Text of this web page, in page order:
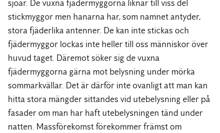
sjöar. De vuxna fjädermyggorna liknar till viss del
stickmyggor men hanarna har, som namnet antyder,
stora fjäderlika antenner. De kan inte stickas och
fjädermyggor lockas inte heller till oss människor över
huvud taget. Däremot söker sig de vuxna
fjädermyggorna gärna mot belysning under mörka
sommarkvällar. Det är därför inte ovanligt att man kan
hitta stora mängder sittandes vid utebelysning eller på
fasader om man har haft utebelysningen tänd under
natten. Massförekomst förekommer främst om